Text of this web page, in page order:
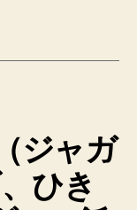
ジャガ
ひき